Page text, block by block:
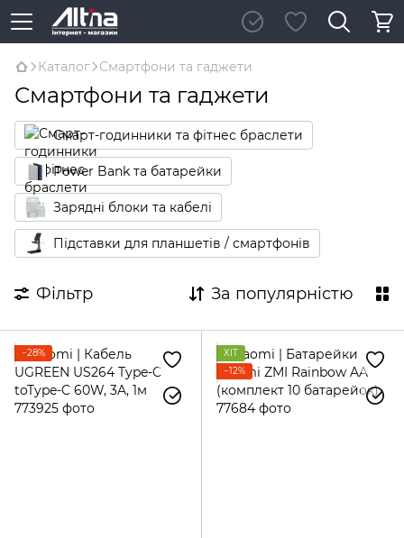
Каталог Смартфони та гаджети
Смартфони та гаджети
Смарт-годинники та фітнес браслети
Power Bank та батарейки
Зарядні блоки та кабелі
Підставки для планшетів / смартфонів
Фільтр За популярністю
−28%
ХІТ
−12%